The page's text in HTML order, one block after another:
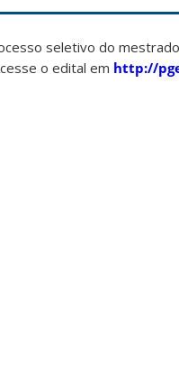
seletivo do
o edital em http://